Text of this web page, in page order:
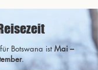
Botswana istMai –
.